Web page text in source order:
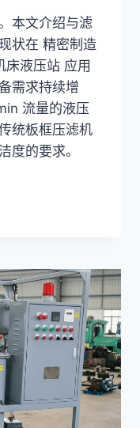
本文介绍与滤
状在 精密制造
床液压站 应用
需求持续增
流量的液压
统板框压滤机
度的要求。